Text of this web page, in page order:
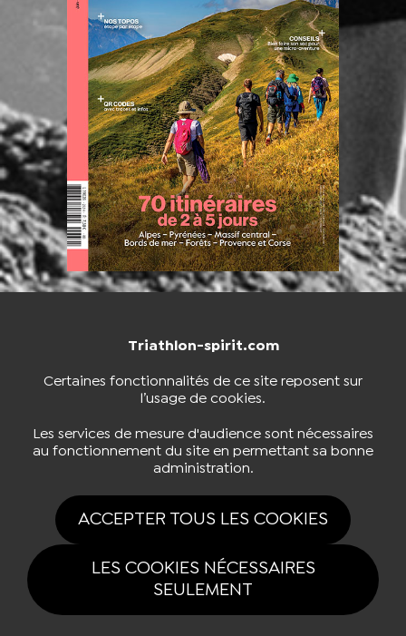
Triathlon-spirit.com
Certaines fonctionnalités de ce site reposent sur
l’usage de cookies.
Les services de mesure d'audience sont nécessaires
au fonctionnement du site en permettant sa bonne
administration.
ACCEPTER TOUS LES COOKIES
LES COOKIES NÉCESSAIRES
SEULEMENT
NOUS CONTACTER BOUTIQUE
NOUS SUIVRE
Tous drois réservés Triathlon-spirit.com 2026 |
Politique
de confidentialité|Gestion des cookies